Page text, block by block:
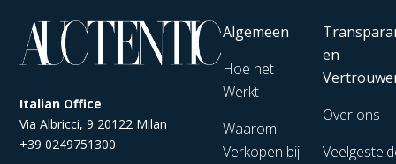
Italian Office
Via Albricci, 9 20122 Milan
+39 0249751300
Algemeen
Hoe het
Werkt
Waarom
Verkopen bij
en
Over ons